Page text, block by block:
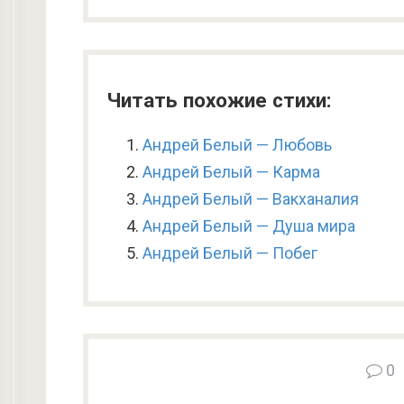
Читать похожие стихи:
Андрей Белый — Любовь
Андрей Белый — Карма
Андрей Белый — Вакханалия
Андрей Белый — Душа мира
Андрей Белый — Побег
0